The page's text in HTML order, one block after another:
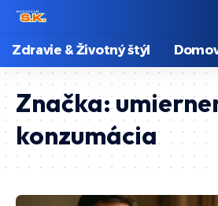
Zdravie & Životný štýl
Značka:
konzumácia